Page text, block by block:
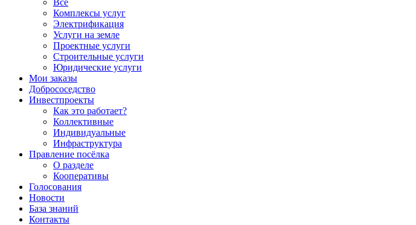
Все
Комплексы услуг
Электрификация
Услуги на земле
Проектные услуги
Строительные услуги
Юридические услуги
Мои заказы
Добрососедство
Инвестпроекты
Как это работает?
Коллективные
Индивидуальные
Инфраструктура
Правление посёлка
О разделе
Кооперативы
Голосования
Новости
База знаний
Контакты